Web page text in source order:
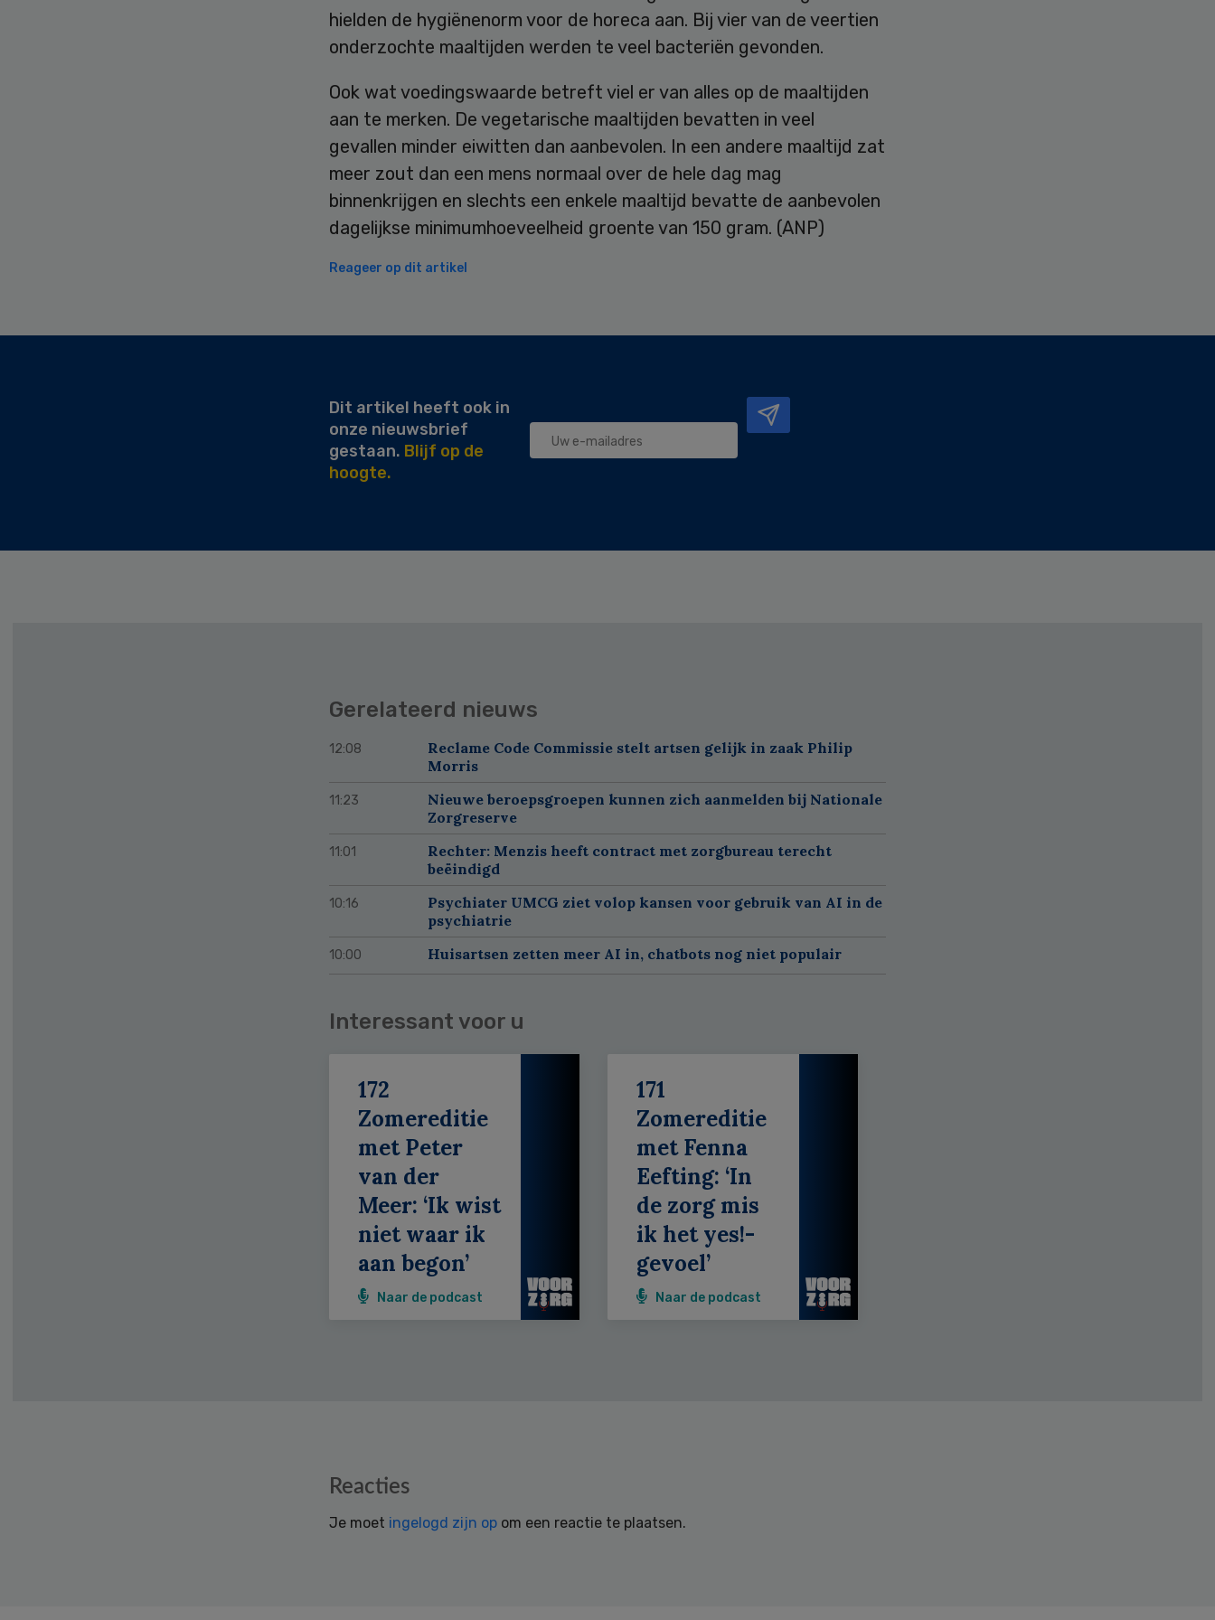
hielden de hygiënenorm voor de horeca aan. Bij vier van de veertien
onderzochte maaltijden werden te veel bacteriën gevonden.
Ook wat voedingswaarde betreft viel er van alles op de maaltijden
aan te merken. De vegetarische maaltijden bevatten in veel
gevallen minder eiwitten dan aanbevolen. In een andere maaltijd zat
meer zout dan een mens normaal over de hele dag mag
binnenkrijgen en slechts een enkele maaltijd bevatte de aanbevolen
dagelijkse minimumhoeveelheid groente van 150 gram. (ANP)
Reageer op dit artikel
Dit artikel heeft ook in
onze nieuwsbrief
gestaan. Blijf op de
hoogte.
Gerelateerd nieuws
12:08
Reclame Code Commissie stelt artsen gelijk in zaak Philip
Morris
11:23
Nieuwe beroepsgroepen kunnen zich aanmelden bij Nationale
Zorgreserve
11:01
Rechter: Menzis heeft contract met zorgbureau terecht
beëindigd
10:16
Psychiater UMCG ziet volop kansen voor gebruik van AI in de
psychiatrie
10:00 Huisartsen zetten meer AI in, chatbots nog niet populair
Interessant voor u
172
Zomereditie
met Peter
van der
Meer: ‘Ik wist
niet waar ik
aan begon’
Naar de podcast
171
Zomereditie
met Fenna
Eefting: ‘In
de zorg mis
ik het yes!-
gevoel’
Naar de podcast
Reacties
Je moet ingelogd zijn op om een reactie te plaatsen.